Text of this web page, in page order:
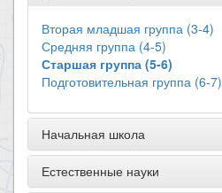
Вторая младшая группа (3-4)
Средняя группа (4-5)
Старшая группа (5-6)
Подготовительная группа (6-7)
Начальная школа
Естественные науки